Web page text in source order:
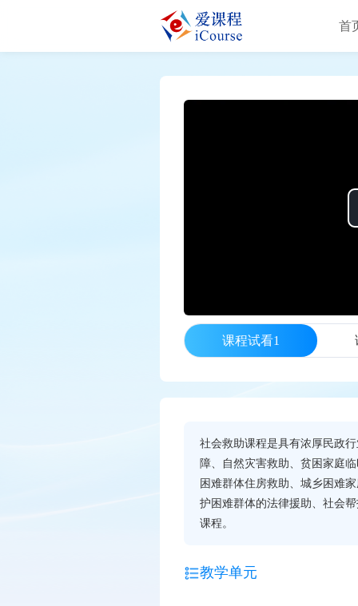
首
课程试看1
社会救助课程是具有浓厚民政
障、自然灾害救助、贫困家庭
困难群体住房救助、城乡困难
护困难群体的法律援助、社会
课程。
教学单元